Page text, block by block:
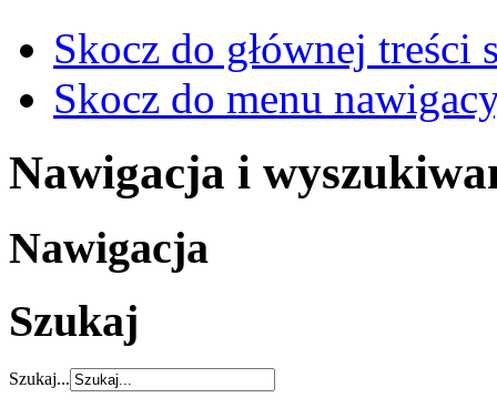
Skocz do głównej treści
Skocz do menu
Nawigacja i
Nawigacja
Szukaj
Szukaj...